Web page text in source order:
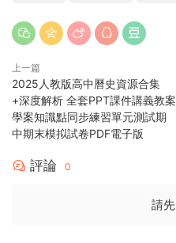
上一篇
2025人教版高中曆史資源合集
+深度解析 全套PPT課件講義教案
學案知識點同步練習單元測試期
中期末模拟試卷PDF電子版
評論 0
請先